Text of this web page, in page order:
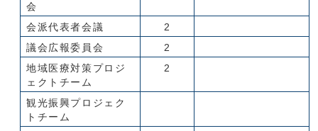
会
会派代表者会議
2
議会広報委員会
2
地域医療対策プロジ
ェクトチーム
2
観光振興プロジェク
トチーム